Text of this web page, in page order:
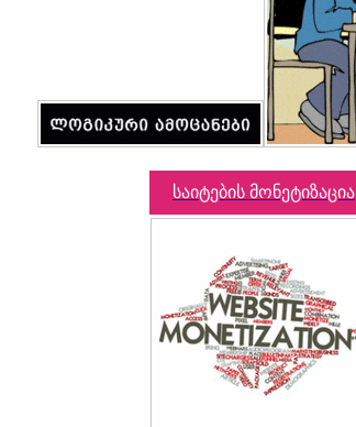
საიტების მონეტიზაცია